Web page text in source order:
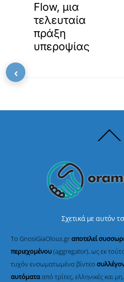
Flow, μια
τελευταία
πράξη
υπεροψίας
To
Σχετικά με αυτόν
Το GnosiGiaOlous.grαποτελεί
περιεχομένου(aggregator), ως εκ
τυχόν ενσωματωμένα βίντεο
αυτόματααπό τρίτες, ελληνικές και
‹